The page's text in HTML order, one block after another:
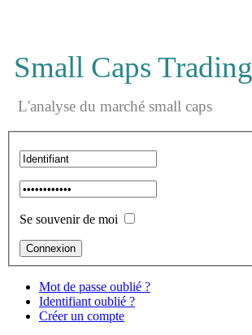
Small Caps Trading
L'analyse du marché small caps
Se souvenir de moi
Mot de passe oublié ?
Identifiant oublié ?
Créer un compte